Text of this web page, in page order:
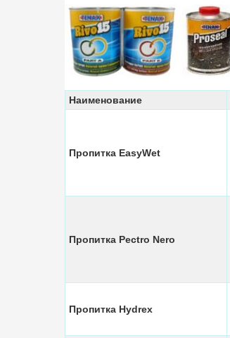
Наименование
Пропитка EasyWet
Пропитка Pectro Nero
Пропитка Hуdrex